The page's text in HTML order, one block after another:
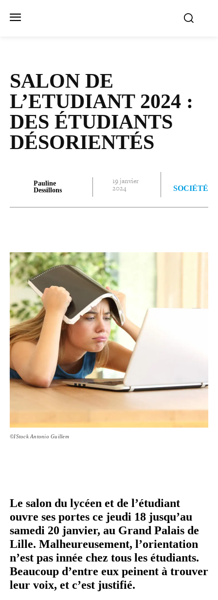
SALON DE
L’ETUDIANT 2024 :
DES ÉTUDIANTS
DÉSORIENTÉS
Pauline
Dessillons
19 janvier
2024 SOCIÉTÉ
©IStock Antonio Guillem
Le salon du lycéen et de l’étudiant
ouvre ses portes ce jeudi 18 jusqu’au
samedi 20 janvier, au Grand Palais de
Lille. Malheureusement, l’orientation
n’est pas innée chez tous les étudiants.
Beaucoup d’entre eux peinent à trouver
leur voix, et c’est justifié.